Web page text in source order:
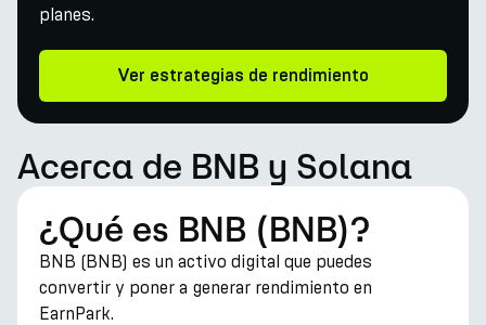
planes.
Ver estrategias de rendimiento
Acerca de BNB y Solana
¿Qué es BNB (BNB)?
BNB (BNB) es un activo digital que puedes
convertir y poner a generar rendimiento en
EarnPark.